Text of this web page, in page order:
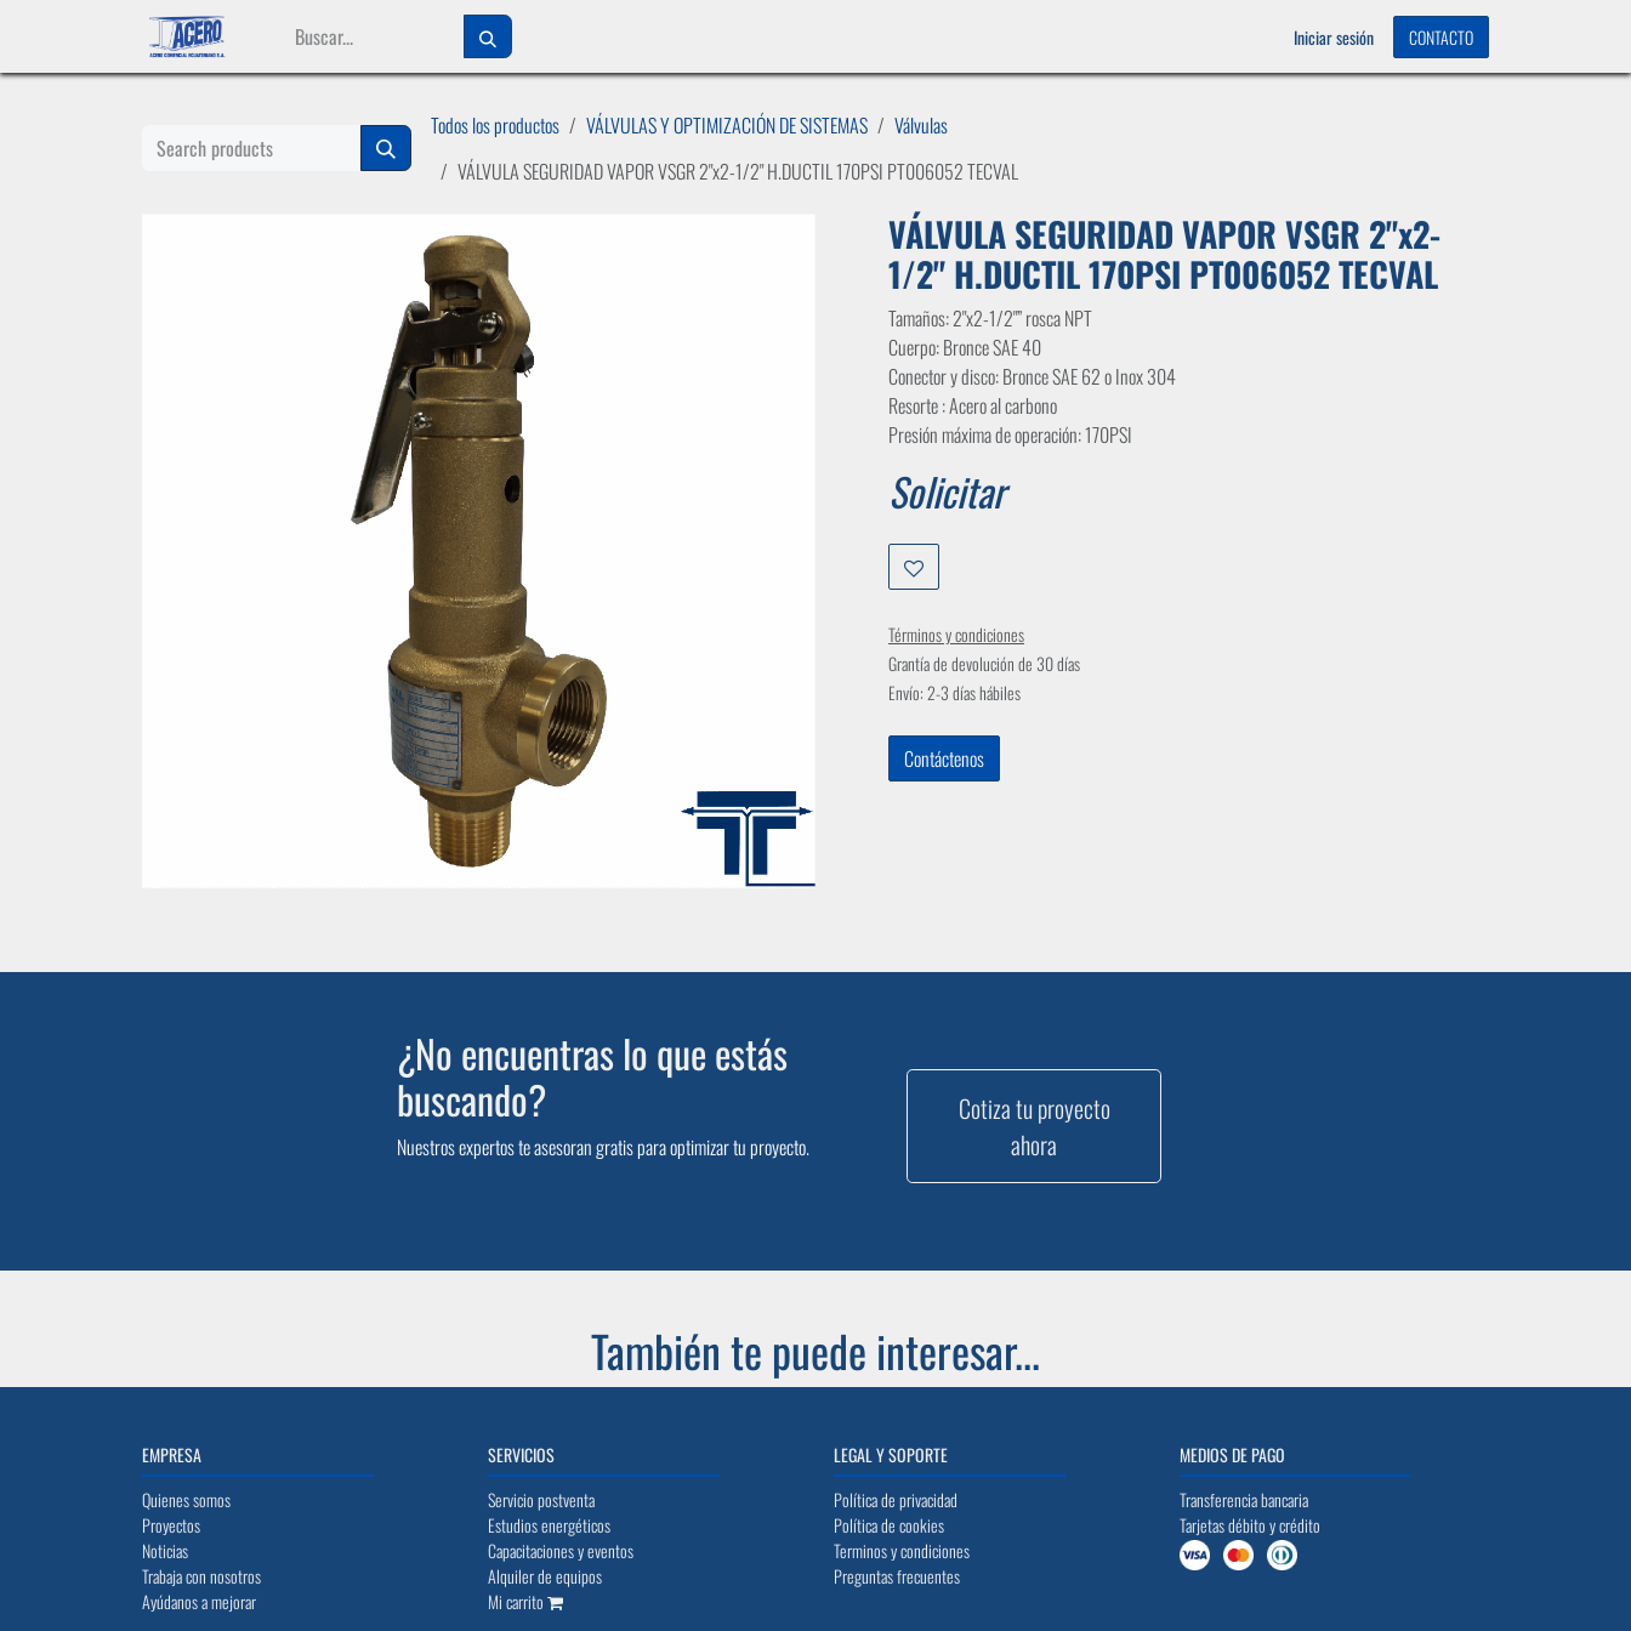
Iniciar sesión CONTACTO
Todos los productos VÁLVULAS Y OPTIMIZACIÓN DE SISTEMAS
Válvulas
VÁLVULA SEGURIDAD VAPOR VSGR 2"x2-1/2" H.DUCTIL 170PSI PT006052 TECVAL
VÁLVULA SEGURIDAD VAPOR VSGR 2"x2-
1/2" H.DUCTIL 170PSI PT006052 TECVAL
Tamaños: 2"x2-1/2"” rosca NPT
Cuerpo: Bronce SAE 40
Conector y disco: Bronce SAE 62 o Inox 304
Resorte : Acero al carbono
Presión máxima de operación: 170PSI
Solicitar
Términos y condiciones
Grantía de devolución de 30 días
Envío: 2-3 días hábiles
Contáctenos
¿No encuentras lo que estás
buscando?
Nuestros expertos te asesoran gratis para optimizar tu proyecto.
Cotiza tu proyecto
ahora
También te puede interesar...
EMPRESA
Quienes somos
Proyectos
Noticias
Trabaja con nosotros
Ayúdanos a mejorar
SERVICIOS
Servicio postventa
Estudios energéticos
Capacitaciones y eventos
Alquiler de equipos
Mi carrito
LEGAL Y SOPORTE
Política de privacidad
Política de cookies
Terminos y condiciones
Preguntas frecuentes
MEDIOS DE PAGO
Transferencia bancaria
Tarjetas débito y crédito